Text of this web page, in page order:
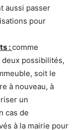
aussi passer
pour
:comme
deux possibilités,
soit le
à nouveau, à
un
cas de
à la mairie pour